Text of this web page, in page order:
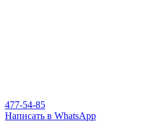
477-54-85
Написать в WhatsApp